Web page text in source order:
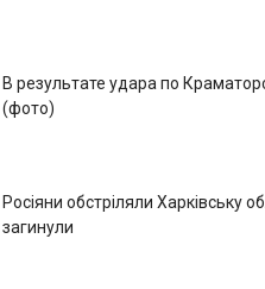
В результате удара по
(фото)
Росіяни обстріляли Харківську
загинули